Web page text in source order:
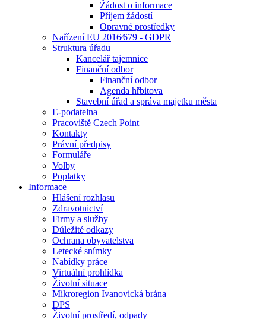
Žádost o informace
Příjem žádostí
Opravné prostředky
Nařízení EU 2016⁄679 - GDPR
Struktura úřadu
Kancelář tajemnice
Finanční odbor
Finanční odbor
Agenda hřbitova
Stavební úřad a správa majetku města
E-podatelna
Pracoviště Czech Point
Kontakty
Právní předpisy
Formuláře
Volby
Poplatky
Informace
Hlášení rozhlasu
Zdravotnictví
Firmy a služby
Důležité odkazy
Ochrana obyvatelstva
Letecké snímky
Nabídky práce
Virtuální prohlídka
Životní situace
Mikroregion Ivanovická brána
DPS
Životní prostředí, odpady